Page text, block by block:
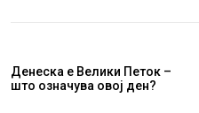
Денеска е Велики Петок –
што означува овој ден?